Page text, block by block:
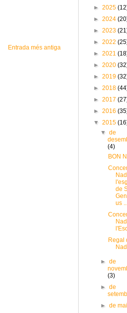
Entrada més antiga
► 2025
► 2024
► 2023
► 2022
► 2021
► 2020
► 2019
► 2018
► 2017
► 2016
▼ 2015
▼de
(4)
BON
de
us
Regal
►de
(3)
►de
►de